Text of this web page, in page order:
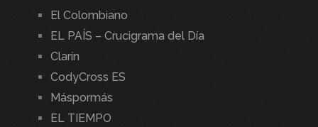
El Colombiano
EL PAÍS – Crucigrama del Día
Clarín
CodyCross ES
Máspormás
EL TIEMPO